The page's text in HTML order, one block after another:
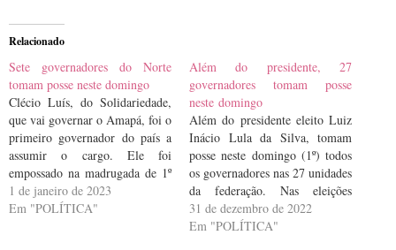
Relacionado
Sete governadores do Norte
tomam posse neste domingo
Clécio Luís, do Solidariedade,
que vai governar o Amapá, foi o
primeiro governador do país a
assumir o cargo. Ele foi
empossado na madrugada de 1º
de janeiro, na Assembleia
Legislativa do Estado. Clécio é
1 de janeiro de 2023
Em "POLÍTICA"
Além do presidente, 27
governadores tomam posse
neste domingo
Além do presidente eleito Luiz
Inácio Lula da Silva, tomam
posse neste domingo (1º) todos
os governadores nas 27 unidades
da federação. Nas eleições
ocorridas em outubro do ano
passado, 18 mandatários foram
31 de dezembro de 2022
Em "POLÍTICA"